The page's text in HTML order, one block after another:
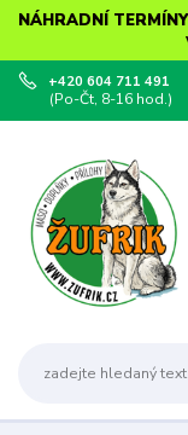
NÁHRADNÍ
+420 604 711 491
(Po-Čt, 8-16 hod.)